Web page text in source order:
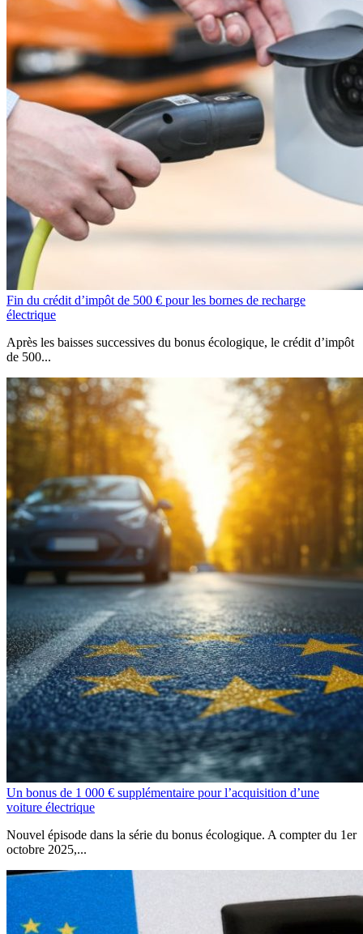
Fin du crédit d’impôt de 500 € pour les bornes de recharge
électrique
Après les baisses successives du bonus écologique, le crédit d’impôt
de 500...
Un bonus de 1 000 € supplémentaire pour l’acquisition d’une
voiture électrique
Nouvel épisode dans la série du bonus écologique. A compter du 1er
octobre 2025,...